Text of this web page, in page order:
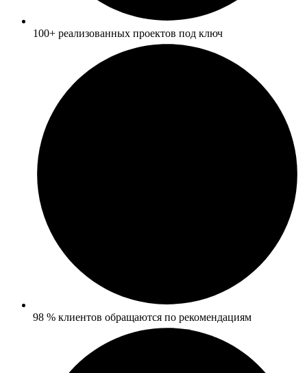
100+ реализованных проектов под ключ
98 % клиентов обращаются по рекомендациям